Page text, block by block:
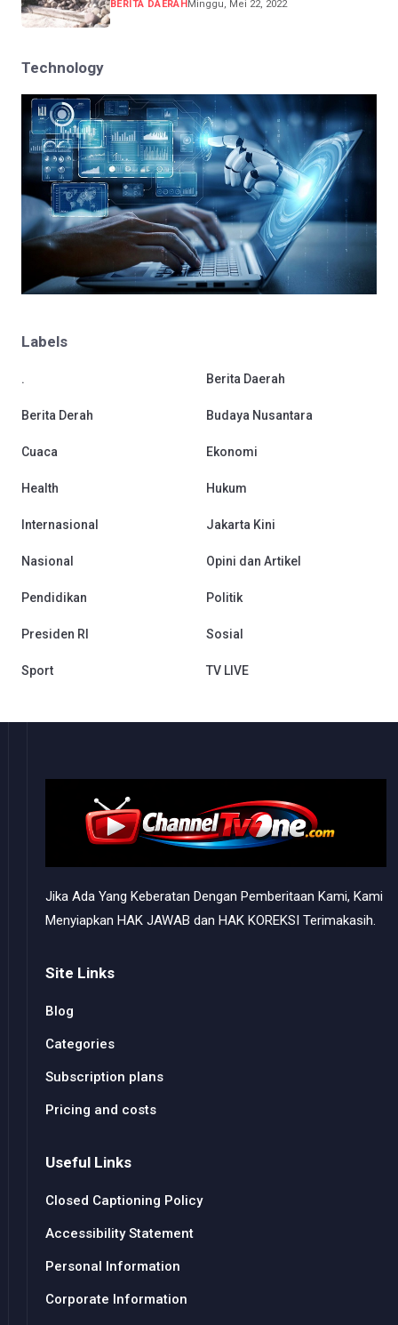
BERITA DAERAHMinggu, Mei 22, 2022
Technology
Labels
. Berita Daerah
Berita Derah Budaya Nusantara
Cuaca Ekonomi
Health Hukum
Internasional Jakarta Kini
Nasional Opini dan Artikel
Pendidikan Politik
Presiden RI Sosial
Sport TV LIVE
Jika Ada Yang Keberatan Dengan Pemberitaan Kami, Kami
Menyiapkan HAK JAWAB dan HAK KOREKSI Terimakasih.
Site Links
Blog
Categories
Subscription plans
Pricing and costs
Useful Links
Closed Captioning Policy
Accessibility Statement
Personal Information
Corporate Information